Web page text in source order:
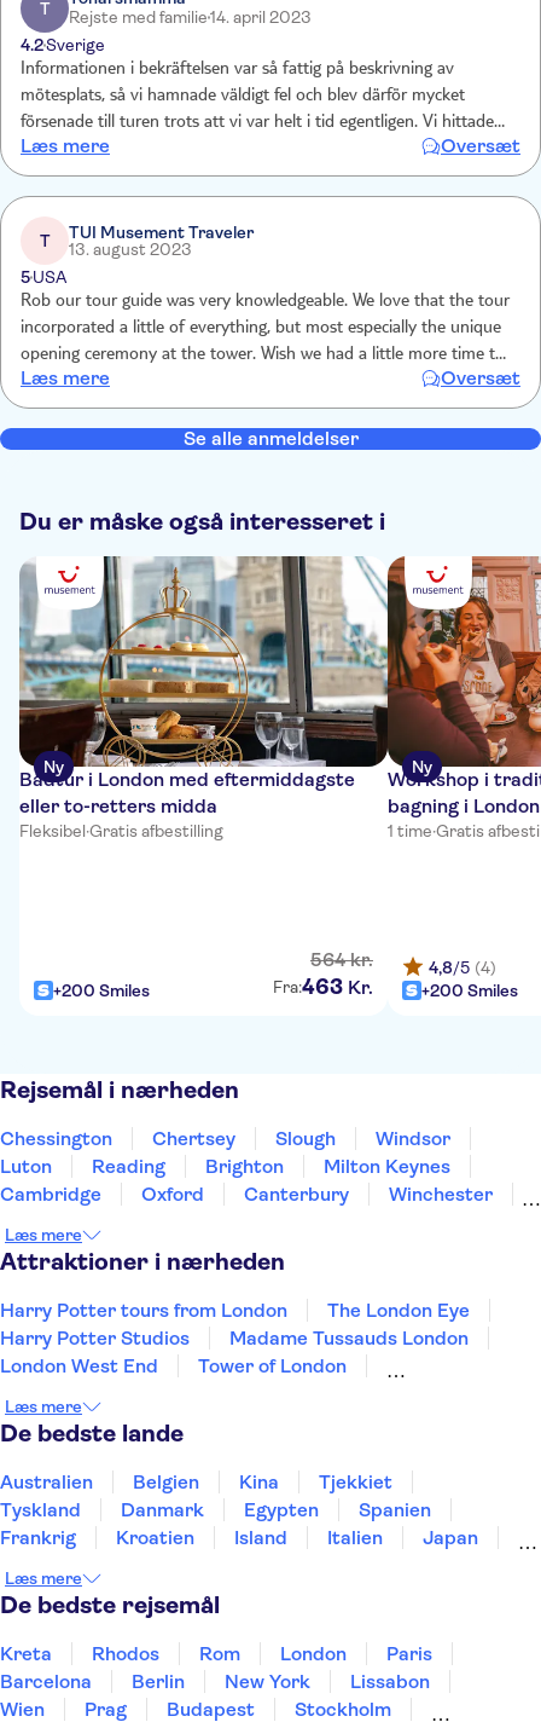
T
Rejste med familie14. april 2023
4.2Sverige
Informationen i bekräftelsen var så fattig på beskrivning av
mötesplats, så vi hamnade väldigt fel och blev därför mycket
försenade till turen trots att vi var helt i tid egentligen. Vi hittade
inte rätt biljettkontor. Tydligare schema med vad som ingår i turen.
När familjemedlem har autism är det avgörande med start och
sluttid samt specifikt vad som ska hända och när det ska hända .
Ett exakt schema helt enkelt. För övrigt var guiden Raf helt
fantastisk, och vi lärde oss massor om London!
Læs mere Oversæt
T
TUI Musement Traveler
13. august 2023
5USA
Rob our tour guide was very knowledgeable. We love that the tour
incorporated a little of everything, but most especially the unique
opening ceremony at the tower. Wish we had a little more time to
explore the tower, but I’d still recommend this experience.
Læs mere Oversæt
Se alle anmeldelser
Du er måske også interesseret i
Ny
Bådtur i London med eftermiddagste
eller to-retters midda
Fleksibel·Gratis afbestilling
+200 Smiles
564 kr.
Fra:463 Kr.
Ny
Workshop i
bagning i
1 time·Gratis
4,8/5 (4)
+200 Smiles
Rejsemål i nærheden
Chessington Chertsey Slough
Windsor
Luton
Reading Brighton
Milton Keynes
Cambridge
Oxford Canterbury
Winchester
Læs mere
Attraktioner i nærheden
Harry Potter tours from London
The London Eye
Harry Potter Studios
Madame Tussauds London
London West End
Tower of London
Tower Bridge
River Thames
Edinburghs Gamle By
King's Cross Station
The Scotch Whisky Experience
St Paul's Cathedral
Læs mere
De bedste lande
Australien Belgien Kina
Tjekkiet
Tyskland
Danmark Egypten
Spanien
Frankrig
Kroatien Island Italien
Japan
Thailand
Tyrkiet
Læs mere
De bedste rejsemål
Kreta Rhodos Rom London
Paris
Barcelona
Berlin New York
Lissabon
Wien
Prag Budapest
Stockholm